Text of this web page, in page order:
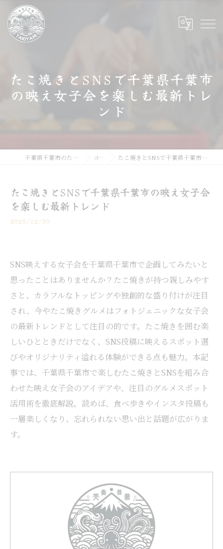
たこ焼きとSNSで千葉県千葉市
の映え女子会を楽しむ最新トレ
ンド
千葉県千葉市のたこ焼きならたこやま コラム たこ焼きとSNSで千葉県千葉市の映え女子会を楽しむ最新トレンド
たこ焼きとSNSで千葉県千葉市の映え女子会
を楽しむ最新トレンド
2025/12/30
SNS映えする女子会を千葉県千葉市で企画してみたいと
思ったことはありませんか？たこ焼きが持つ親しみやす
さと、カラフルなトッピングや独創的な盛り付けが注目
され、今やたこ焼きグルメはフォトジェニックな女子会
の最新トレンドとして注目の的です。たこ焼きを囲む楽
しいひとときだけでなく、SNS投稿に映えるスポット選
びやオリジナリティ溢れる体験ができる点も魅力。本記
事では、千葉県千葉市で楽しむたこ焼きとSNSを組み合
わせた映え女子会のアイデアや、注目のグルメスポット
活用術を徹底解説。読めば、食べ歩きやインスタ投稿も
一層楽しくなり、忘れられない思い出と話題が広がりま
す。